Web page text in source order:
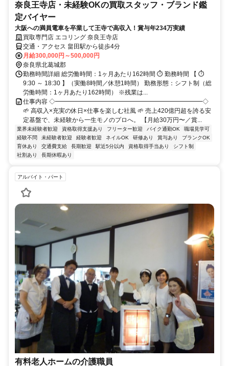
奈良王寺店・未経験OKの買取スタッフ・ブランド鑑
定バイヤー
大阪への満員電車を卒業して王寺で高収入！賞与年234万実績
買取専門店 エコリング 奈良王寺店
交通・アクセス 畠田駅から徒歩4分
月給300,000円～500,000円
奈良県北葛城郡
勤務時間詳細 総労働時間：1ヶ月あたり162時間 ⏱ 勤務時間 【 ⏱
9:30 ～ 18:30 】（実働8時間／休憩1時間） 勤務形態：シフト制（総
労働時間：1ヶ月あたり162時間） ※残業は...
仕事内容 ◇━━━━━━━━━━━━━━━━━━━━━━━━◇
🌱 高収入×充実の休日×仕事を楽しむ社風 🌱 売上420億円超を誇る安
定基盤で、未経験から一生モノのプロへ。 【月給30万円〜／賞...
業界未経験者歓迎 資格取得支援あり フリーター歓迎 バイク通勤OK
職場見学可
経験不問
未経験者歓迎 経験者歓迎 ネイルOK 研修あり 賞与あり
ブランクOK
育休あり
交通費支給 長期歓迎 駅近5分以内 資格取得手当あり
シフト制
社割あり
長期休暇あり
アルバイト・パート
有料老人ホームの介護職員